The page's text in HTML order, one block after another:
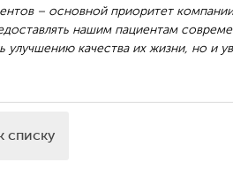
– основной приоритет
нашим пациентам
улучшению качества их жизни, но и
списку